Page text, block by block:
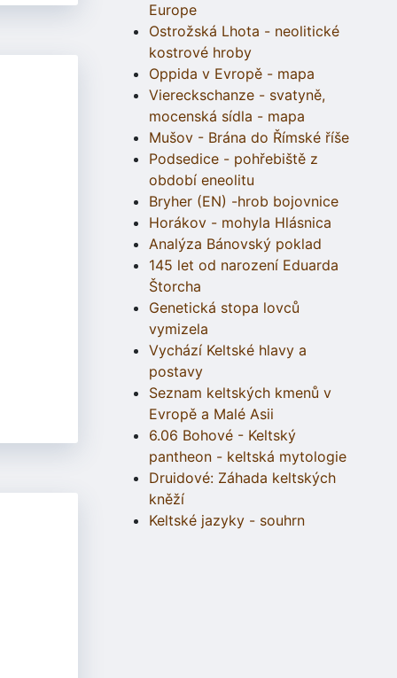
Europe
Ostrožská Lhota - neolitické
kostrové hroby
Oppida v Evropě - mapa
Viereckschanze - svatyně,
mocenská sídla - mapa
Mušov - Brána do Římské říše
Podsedice - pohřebiště z
období eneolitu
Bryher (EN) -hrob bojovnice
Horákov - mohyla Hlásnica
Analýza Bánovský poklad
145 let od narození Eduarda
Štorcha
Genetická stopa lovců
vymizela
Vychází Keltské hlavy a
postavy
Seznam keltských kmenů v
Evropě a Malé Asii
6.06 Bohové - Keltský
pantheon - keltská mytologie
Druidové: Záhada keltských
kněží
Keltské jazyky - souhrn